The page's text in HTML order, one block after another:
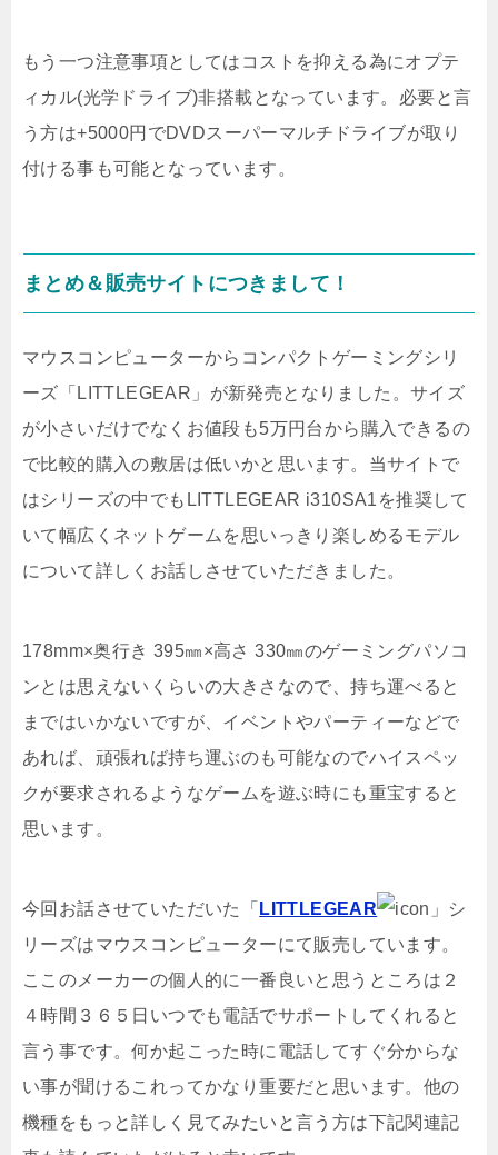
もう一つ注意事項としてはコストを抑える為にオプテ
ィカル(光学ドライブ)非搭載となっています。必要と言
う方は+5000円でDVDスーパーマルチドライブが取り
付ける事も可能となっています。
まとめ＆販売サイトにつきまして！
マウスコンピューターからコンパクトゲーミングシリ
ーズ「LITTLEGEAR」が新発売となりました。サイズ
が小さいだけでなくお値段も5万円台から購入できるの
で比較的購入の敷居は低いかと思います。当サイトで
はシリーズの中でもLITTLEGEAR i310SA1を推奨して
いて幅広くネットゲームを思いっきり楽しめるモデル
について詳しくお話しさせていただきました。
178mm×奥行き 395㎜×高さ 330㎜のゲーミングパソコ
ンとは思えないくらいの大きさなので、持ち運べると
まではいかないですが、イベントやパーティーなどで
あれば、頑張れば持ち運ぶのも可能なのでハイスペッ
クが要求されるようなゲームを遊ぶ時にも重宝すると
思います。
今回お話させていただいた「 LITTLEGEAR
」シ
リーズはマウスコンピューターにて販売しています。
ここのメーカーの個人的に一番良いと思うところは２
４時間３６５日いつでも電話でサポートしてくれると
言う事です。何か起こった時に電話してすぐ分からな
い事が聞けるこれってかなり重要だと思います。他の
機種をもっと詳しく見てみたいと言う方は下記関連記